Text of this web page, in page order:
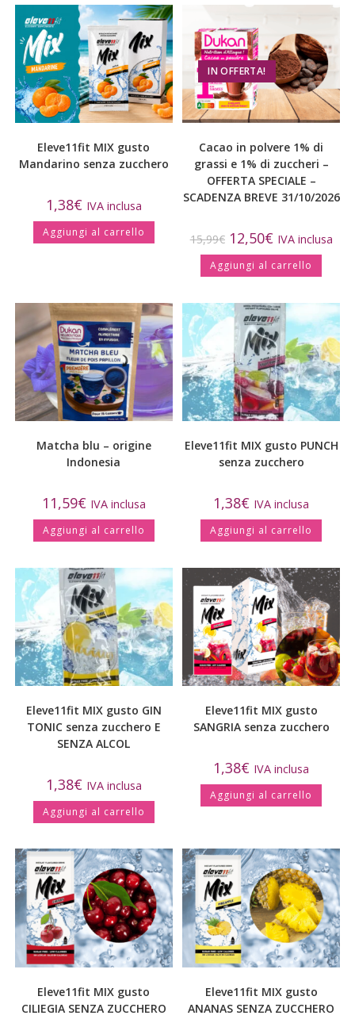
Eleve11fit MIX gusto
Mandarino senza zucchero
1,38€ IVA inclusa
Aggiungi al carrello
IN OFFERTA!
Cacao in polvere 1% di
grassi e 1% di zuccheri –
OFFERTA SPECIALE –
SCADENZA BREVE 31/10/2026
15,99€ 12,50€ IVA inclusa
Aggiungi al carrello
Matcha blu – origine
Indonesia
11,59€ IVA inclusa
Aggiungi al carrello
Eleve11fit MIX gusto PUNCH
senza zucchero
1,38€ IVA inclusa
Aggiungi al carrello
Eleve11fit MIX gusto GIN
TONIC senza zucchero E
SENZA ALCOL
1,38€ IVA inclusa
Aggiungi al carrello
Eleve11fit MIX gusto
SANGRIA senza zucchero
1,38€ IVA inclusa
Aggiungi al carrello
Eleve11fit MIX gusto
CILIEGIA SENZA ZUCCHERO
Eleve11fit MIX gusto
ANANAS SENZA ZUCCHERO